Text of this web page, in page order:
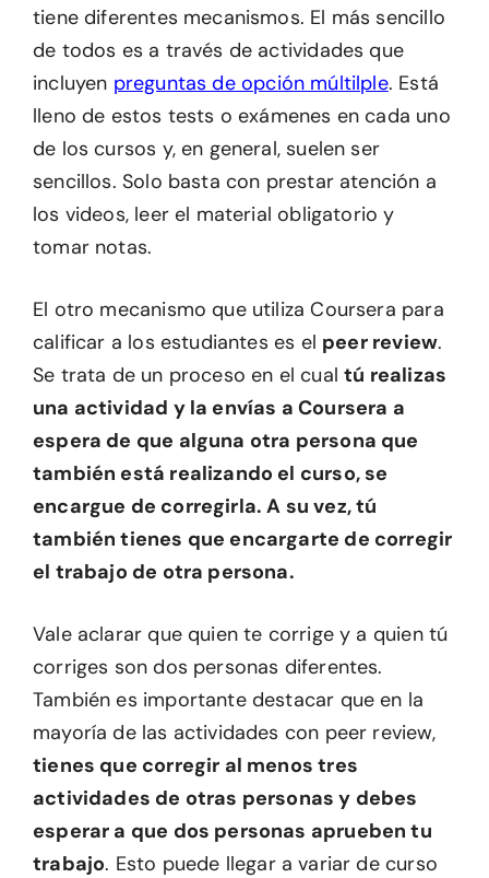
tiene diferentes mecanismos. El más sencillo
de todos es a través de actividades que
incluyen preguntas de opción múltilple. Está
lleno de estos tests o exámenes en cada uno
de los cursos y, en general, suelen ser
sencillos. Solo basta con prestar atención a
los videos, leer el material obligatorio y
tomar notas.
El otro mecanismo que utiliza Coursera para
calificar a los estudiantes es el peer review.
Se trata de un proceso en el cualtú realizas
una actividad y la envías a Coursera a
espera de que alguna otra persona que
también está realizando el curso, se
encargue de corregirla. A su vez, tú
también tienes que encargarte de corregir
el trabajo de otra persona.
Vale aclarar que quien te corrige y a quien tú
corriges son dos personas diferentes.
También es importante destacar que en la
mayoría de las actividades con peer review,
tienes que corregir al menos tres
actividades de otras personas y debes
esperar a que dos personas aprueben tu
trabajo. Esto puede llegar a variar de curso